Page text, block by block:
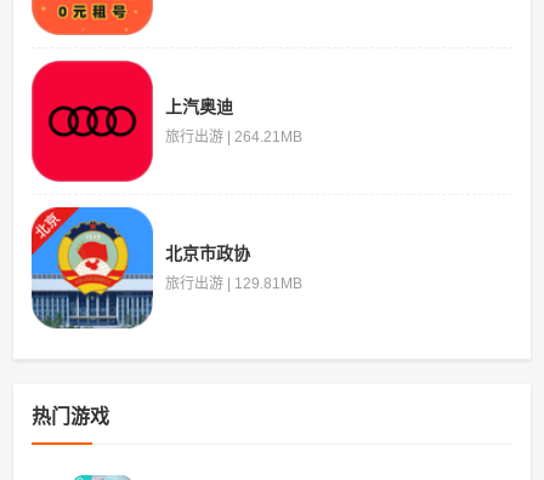
上汽奥迪
旅行出游 | 264.21MB
北京市政协
旅行出游 | 129.81MB
热门游戏